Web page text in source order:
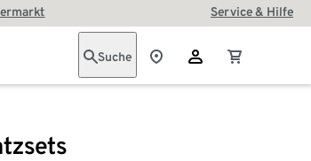
Service & Hilfe
Suche